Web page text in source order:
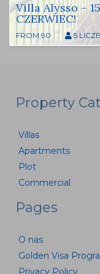
Villa Alysso –
CZERWIEC!
FROM 90 5
Property
Villas
Apartments
Plot
Commercial
Pages
O nas
Golden Visa
Privacy Policy